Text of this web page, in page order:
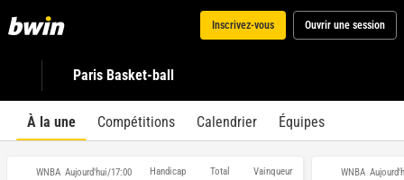
Inscrivez-vous Ouvrir une session
Paris Basket-ball
À la une Compétitions Calendrier Équipes
WNBA Aujourd'hui/17:00 Handicap Total Vainqueur WNBA